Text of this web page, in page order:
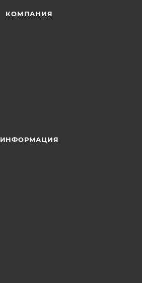
КОМПАНИЯ
ИНФОРМАЦИЯ